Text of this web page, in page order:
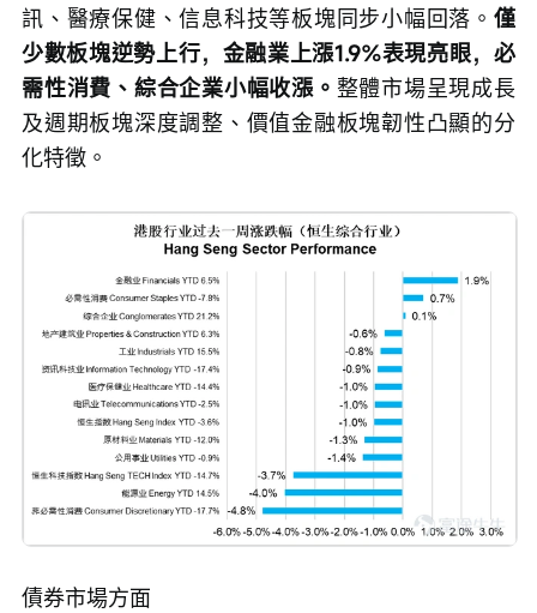
訊、醫療保健、信息科技等板塊同步小幅回落。 僅
少數板塊逆勢上行，金融業上漲1.9%表現亮眼，必
需性消費、綜合企業小幅收漲。 整體市場呈現成長
及週期板塊深度調整、價值金融板塊韌性凸顯的分
化特徵。
債券市場方面